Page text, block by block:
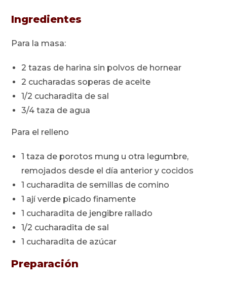
Ingredientes
Para la masa:
2 tazas de harina sin polvos de hornear
2 cucharadas soperas de aceite
1/2 cucharadita de sal
3/4 taza de agua
Para el relleno
1 taza de porotos mung u otra legumbre,
remojados desde el día anterior y cocidos
1 cucharadita de semillas de comino
1 ají verde picado finamente
1 cucharadita de jengibre rallado
1/2 cucharadita de sal
1 cucharadita de azúcar
Preparación